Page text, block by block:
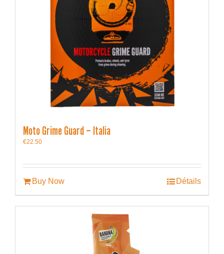
Moto Grime Guard – Italia
€22.50
Buy Now Détails